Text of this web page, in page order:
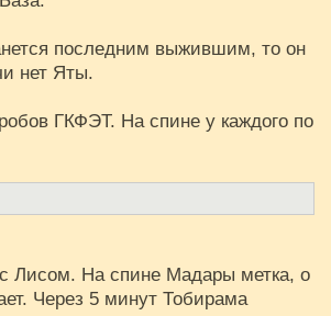
последним выжившим, то он
нет Яты.
ГКФЭТ. На спине у каждого по
На спине Мадары метка, о
Через 5 минут Тобирама